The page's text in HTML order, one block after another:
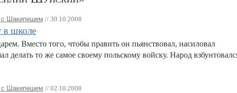
с Шакипешем // 30.10.2008
в школе
Вместо того, чтобы править он пьянствовал, насиловал
делать то же самое своему польскому войску. Народ
с Шакипешем // 02.10.2008